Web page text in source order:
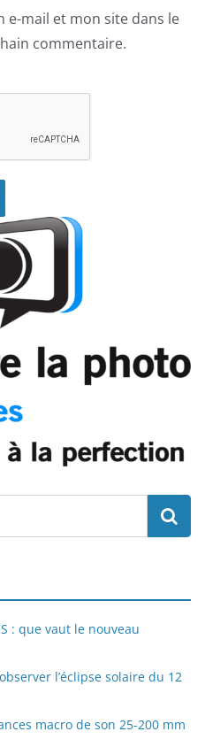
mail et mon site dans le
commentaire.
: que vaut le nouveau
l’éclipse solaire du 12
macro de son 25-200 mm